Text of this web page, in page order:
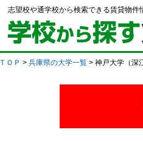
志望校や通学校から検索できる賃貸物件
ＴＯＰ > 兵庫県の大学一覧 > 神戸大学（深